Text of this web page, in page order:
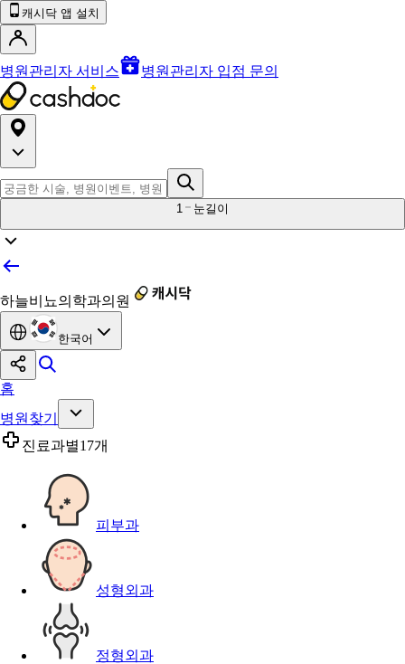
캐시닥 앱 설치
병원관리자 서비스 병원관리자 입점 문의
1 눈길이
하늘비뇨의학과의원
한국어
홈
병원찾기
진료과별17개
피부과
성형외과
정형외과